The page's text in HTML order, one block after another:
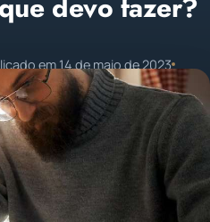
em 14 de maio de 2023